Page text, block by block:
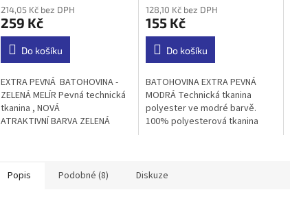
produktu
je
4,7
5
hvězdiček.
214,05 Kč bez DPH
259 Kč
Do košíku
EXTRA PEVNÁ BATOHOVINA -
ZELENÁ MELÍR Pevná technická
tkanina , NOVÁ
ATRAKTIVNÍ BARVA ZELENÁ
produktu
je
5,0
5
hvězdiček.
128,10 Kč bez DPH
155 Kč
Do košíku
BATOHOVINA EXTRA PEVNÁ
MODRÁ Technická tkanina
polyester ve modré barvě.
100% polyesterová tkanina
Popis Podobné (8) Diskuze